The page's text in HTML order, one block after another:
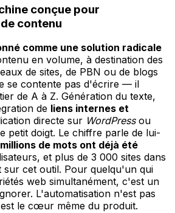
conçue pour
contenu
comme une solution radicale
en volume, à destination des
de sites, de PBN ou de blogs
se contente pas d'écrire — il
de A à Z. Génération du texte,
de liens internes et
directe sur WordPressou
petit doigt. Le chiffre parle de lui-
de mots ont déjà été
et plus de 3 000 sites dans
sur cet outil. Pour quelqu'un qui
web simultanément, c'est un
L'automatisation n'est pas
le cœur même du produit.